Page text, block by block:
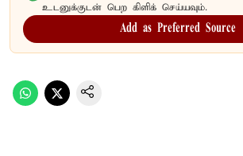
உடனுக்குடன் பெற கிளிக் செய்யவும்.
Add as Preferred Source